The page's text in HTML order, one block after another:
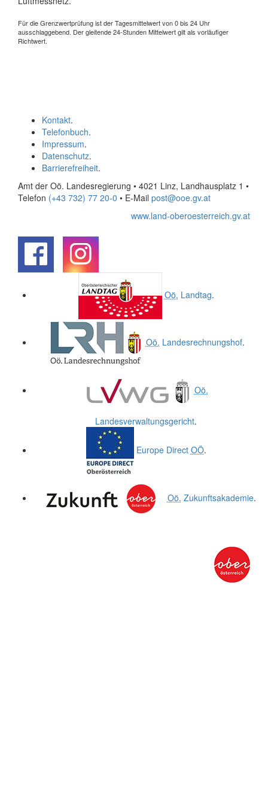
Für die Grenzwertprüfung ist der Tagesmittelwert von 0 bis 24 Uhr
ausschlaggebend. Der gleitende 24-Stunden Mittelwert gilt als vorläufiger
Richtwert.
Kontakt.
Telefonbuch.
Impressum.
Datenschutz.
Barrierefreiheit.
Amt der Oö. Landesregierung • 4021 Linz, Landhausplatz 1 •
Telefon (+43 732) 77 20-0 • E-Mail post@ooe.gv.at
www.land-oberoesterreich.gv.at
Oö. Landtag.
Oö. Landesrechnungshof.
Oö.
Landesverwaltungsgericht.
Europe Direct OÖ.
Oö. Zukunftsakademie.